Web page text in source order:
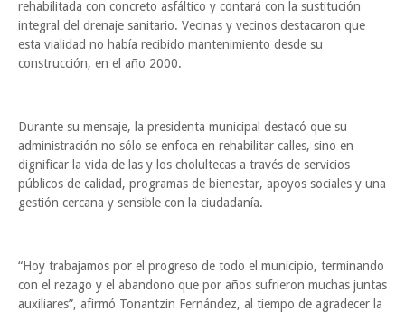
rehabilitada con concreto asfáltico y contará con la sustitución
integral del drenaje sanitario. Vecinas y vecinos destacaron que
esta vialidad no había recibido mantenimiento desde su
construcción, en el año 2000.
Durante su mensaje, la presidenta municipal destacó que su
administración no sólo se enfoca en rehabilitar calles, sino en
dignificar la vida de las y los cholultecas a través de servicios
públicos de calidad, programas de bienestar, apoyos sociales y una
gestión cercana y sensible con la ciudadanía.
“Hoy trabajamos por el progreso de todo el municipio, terminando
con el rezago y el abandono que por años sufrieron muchas juntas
auxiliares”, afirmó Tonantzin Fernández, al tiempo de agradecer la